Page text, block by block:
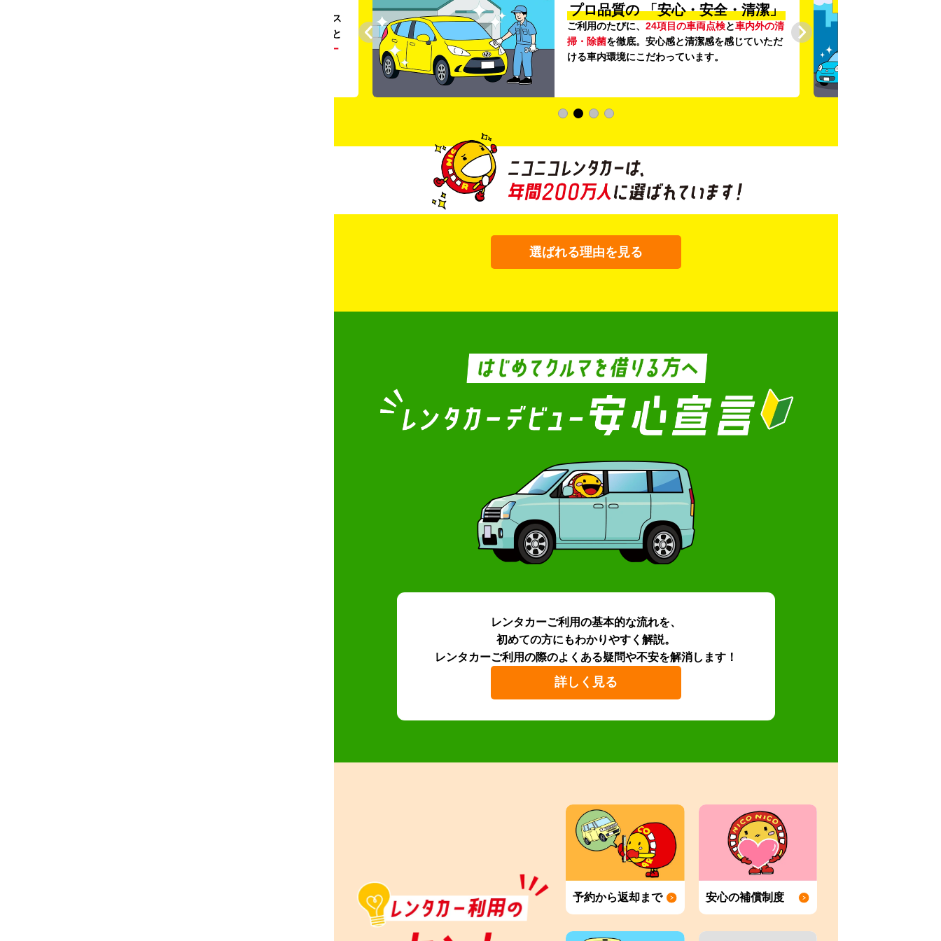
。ガソリンス
タンドや整備工場の既存インフラを活用すること
リー
プロ品質の 「安心・安全・清潔」
ご利用のたびに、 24項目の車両点検と車内外の清
掃・除菌を徹底。安心感と清潔感を感じていただ
ける車内環境にこだわっています。
選ばれる理由を見る
レンタカーご利用の基本的な流れを、
初めての方にもわかりやすく解説。
レンタカーご利用の際のよくある疑問や不安を解消します！
詳しく見る
予約から返却まで 安心の補償制度